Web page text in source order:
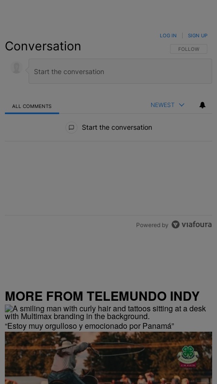
Conversation FOLLOW THIS
FOLLOW
LOG IN SIGN UP
ALL COMMENTS NEWEST
Start the conversation
Powered by
MORE FROM TELEMUNDO INDY
“Estoy muy orgulloso y emocionado por Panamá”